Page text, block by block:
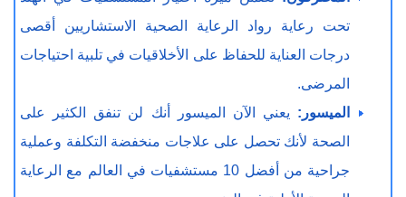
تحت رعاية رواد الرعاية الصحية الاستشاريين أقصى
درجات العناية للحفاظ على الأخلاقيات في تلبية احتياجات
المرضى.
الميسور: يعني الآن الميسور أنك لن تنفق الكثير على
الصحة لأنك تحصل على علاجات منخفضة التكلفة وعملية
جراحية من أفضل 10 مستشفيات في العالم مع الرعاية